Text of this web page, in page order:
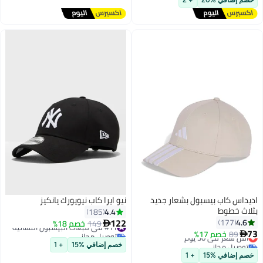
11
اديداس كاب بيسبول بشعار جديد
بثلاث خطوط
4.6
177
73
89خصم 17%
أقل سعر في 30 يوم
توصيل مجاني
أقل سعر في 30 يوم
خصم إضافي %15 + 1
نيو ايرا كاب نيويورك يانكيز
4.4
185
122
149خصم 18% #11 في قبعات البيسبول النسائية
توصيل مجاني
#11 في قبعات البيسبول النسائية
خصم إضافي %15 + 1